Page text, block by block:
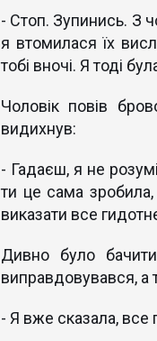
- Стоп. Зупинись. З
я втомилася їх
тобі вночі. Я тоді
Чоловік повів
видихнув:
- Гадаєш, я не
ти це сама зробила,
виказати все
Дивно було
виправдовувався, а
- Я вже сказала,